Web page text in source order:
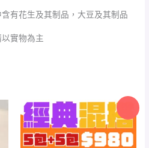
有花生及其制品，大豆及其制品
實物為主
原
始
價
格：
NT$1,250。
目
前
格：
NT$988。